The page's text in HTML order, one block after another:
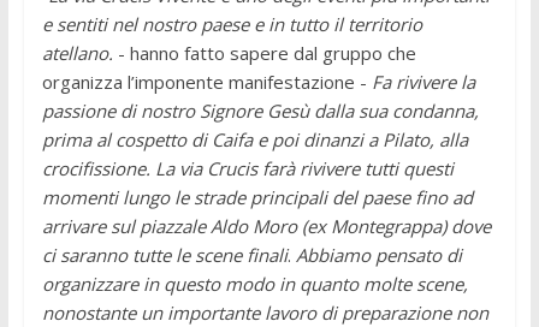
e sentiti nel nostro paese e in tutto il territorio
atellano. - hanno fatto sapere dal gruppo che
organizza l’imponente manifestazione - Fa rivivere la
passione di nostro Signore Gesù dalla sua condanna,
prima al cospetto di Caifa e poi dinanzi a Pilato, alla
crocifissione. La via Crucis farà rivivere tutti questi
momenti lungo le strade principali del paese fino ad
arrivare sul piazzale Aldo Moro (ex Montegrappa) dove
ci saranno tutte le scene finali. Abbiamo pensato di
organizzare in questo modo in quanto molte scene,
nonostante un importante lavoro di preparazione non